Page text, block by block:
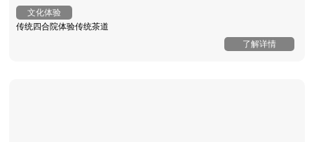
文化体验
传统四合院体验传统茶道
了解详情